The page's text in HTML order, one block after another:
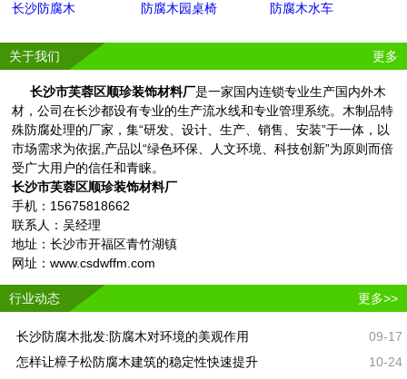
长沙防腐木 防腐木园桌椅 防腐木水车
关于我们 更多
长沙市芙蓉区顺珍装饰材料厂是一家国内连锁专业生产国内外木
材，公司在长沙都设有专业的生产流水线和专业管理系统。木制品特
殊防腐处理的厂家，集“研发、设计、生产、销售、安装”于一体，以
市场需求为依据,产品以“绿色环保、人文环境、科技创新”为原则而倍
受广大用户的信任和青睐。
长沙市芙蓉区顺珍装饰材料厂
手机：15675818662
联系人：吴经理
地址：长沙市开福区青竹湖镇
网址：www.csdwffm.com
行业动态 更多>>
长沙防腐木批发:防腐木对环境的美观作用
09-17
怎样让樟子松防腐木建筑的稳定性快速提升
10-24